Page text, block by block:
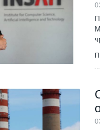
11
Общинският
одобри
служебни
за Путин и Русия
Русия и Украйна